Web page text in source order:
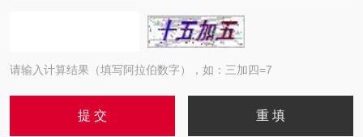
请输入计算结果（填写阿拉伯数字），如：三加四=7